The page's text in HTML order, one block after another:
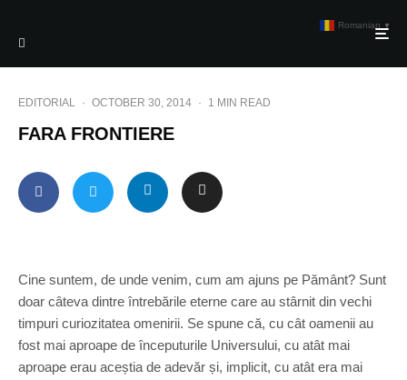
EDITORIAL · OCTOBER 30, 2014 · 1 MIN READ
FARA FRONTIERE
Cine suntem, de unde venim, cum am ajuns pe Pământ? Sunt
doar câteva dintre întrebările eterne care au stârnit din vechi
timpuri curiozitatea omenirii. Se spune că, cu cât oamenii au
fost mai aproape de începuturile Universului, cu atât mai
aproape erau aceștia de adevăr și, implicit, cu atât era mai
Romanian ▼